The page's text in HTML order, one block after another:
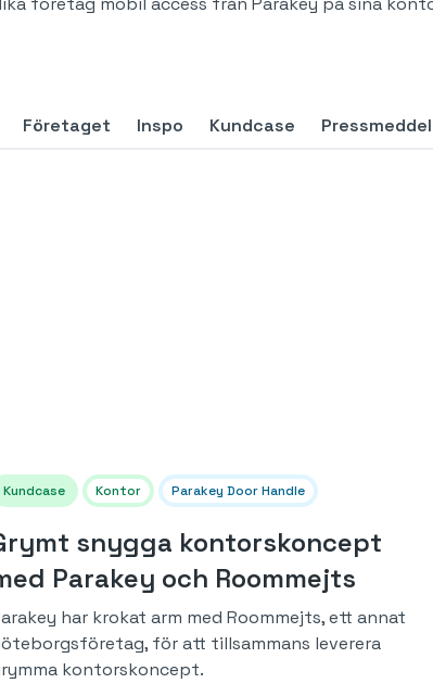
Företaget Inspo Kundcase
Kundcase Kontor Parakey Door Handle
snygga kontorskoncept
Parakey och Roommejts
har krokat arm med Roommejts, ett annat
för att tillsammans leverera
kontorskoncept.